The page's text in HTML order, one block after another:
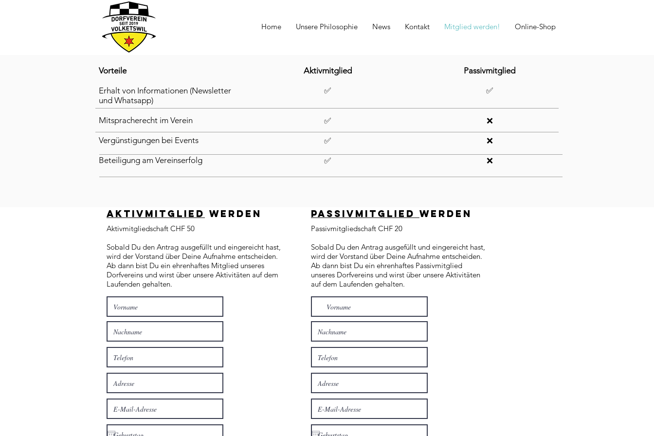
Home Unsere Philosophie News Kontakt Mitglied werden! Online-Shop
Vorteile
Erhalt von Informationen (Newsletter
und Whatsapp)
Mitspracherecht im Verein
Vergünstigungen bei Events
Beteiligung am Vereinserfolg
Aktivmitglied
✅
✅
✅
✅
Passivmitglied
✅
❌
❌
❌
AKtivmitglied werden
Aktivmitgliedschaft CHF 50
Sobald Du den Antrag ausgefüllt und eingereicht hast,
wird der Vorstand über Deine Aufnahme entscheiden.
Ab dann bist Du ein ehrenhaftes Mitglied unseres
Dorfvereins und wirst über unsere Aktivitäten auf dem
Laufenden gehalten.
PASSIVMITGLIED WERDEN
Passivmitgliedschaft CHF 20
Sobald Du den Antrag ausgefüllt und eingereicht hast,
wird der Vorstand über Deine Aufnahme entscheiden.
Ab dann bist Du ein ehrenhaftes Passivmitglied
unseres Dorfvereins und wirst über unsere Aktivitäten
auf dem Laufenden gehalten.